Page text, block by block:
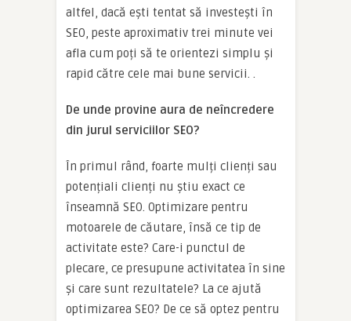
altfel, dacă ești tentat să investești în
SEO, peste aproximativ trei minute vei
afla cum poți să te orientezi simplu și
rapid către cele mai bune servicii. .
De unde provine aura de neîncredere
din jurul serviciilor SEO?
În primul rând, foarte mulți clienți sau
potențiali clienți nu știu exact ce
înseamnă SEO. Optimizare pentru
motoarele de căutare, însă ce tip de
activitate este? Care-i punctul de
plecare, ce presupune activitatea în sine
și care sunt rezultatele? La ce ajută
optimizarea SEO? De ce să optez pentru